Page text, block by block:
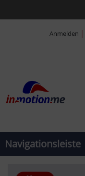
Anmelden |
Navigationsleiste